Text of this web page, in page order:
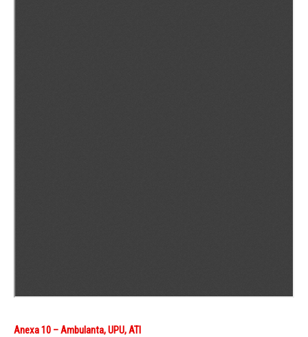
Anexa 10 – Ambulanta, UPU, ATI